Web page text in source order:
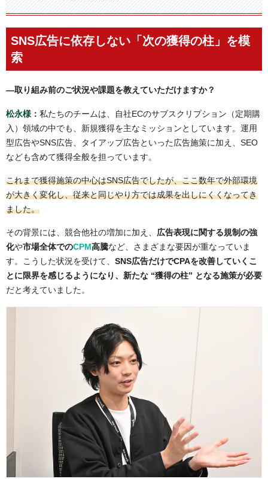
SNS広告に依存しない「次の獲得の柱」を模
索
―取り組み前のご状況や課題を教えていただけますか？
松永様： 私たちのチームは、自社ECのサブスクリプション（定期購
入）領域の中でも、新規獲得を主なミッションとしています。運用
型広告やSNS広告、タイアップ広告といった広告施策に加え、SEO
なども含めて獲得全般を担っています。
これまで獲得施策の中心はSNS広告でしたが、ここ数年で外部環境
が大きく変化し、従来と同じやり方では成果を出しにくくなってき
ました。
その背景には、競合他社の増加に加え、 広告表現に関する規制の強
化や市場全体でのCPM高騰など、さまざまな要因が重なっていま
す。こうした状況を受けて、 SNS広告だけでCPAを改善していくこ
とに限界を感じるようになり、新たな “獲得の柱” となる施策が必要
だと考えていました。